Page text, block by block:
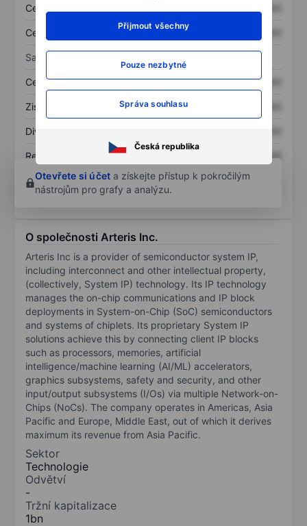
Přijmout všechny
Pouze nezbytné
Správa souhlasu
Česká republika
Celková aktiva
Celkový dluh XXXXXXX
Sazby
Cena/tržby XXXXXXX XXXXXXX
Zisk na akcii XXXXXXX
Dividenda na akcii
Rentabilita kapitálu
XXXXXXX
Otevřete si účet a získejte přístup k pokročilým
nástrojům pro grafy a analýzu.
O společnosti Arteris Inc.
Arteris Inc is a provider of semiconductor system IP,
including interconnect and other intellectual property,
(collectively, System IP) technology. Its IP technology
manages the on-chip communications and IP block
deployments in System-on-Chip (SoC) semiconductors
and systems of chiplets. Its proprietary System IP
solutions achieve this by connecting client IP blocks
such as processors, memories, artificial
intelligence/machine learning (AI/ML) accelerators,
graphics subsystems, safety and security, and other
input/output subsystems (I/Os) via multiple Network-on-
Chips (NoCs). The company operates in Americas, Asia
Pacific and Europe, Middle East, out of which it derives
maximum its revenue from Asia Pacific.
Sektor
Technologie
Odvětví
-
Tržní kapitalizace
1bn